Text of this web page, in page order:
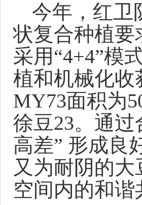
今年，红卫
状复合种植要
采用“4+4”模
植和机械化收
MY73面积为
徐豆23。通
高差” 形成良
又为耐阴的
空间内的和谐